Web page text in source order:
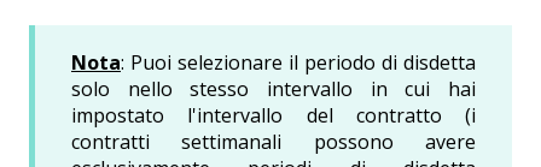
Nota: Puoi selezionare il periodo di disdetta
solo nello stesso intervallo in cui hai
impostato l'intervallo del contratto (i
contratti settimanali possono avere